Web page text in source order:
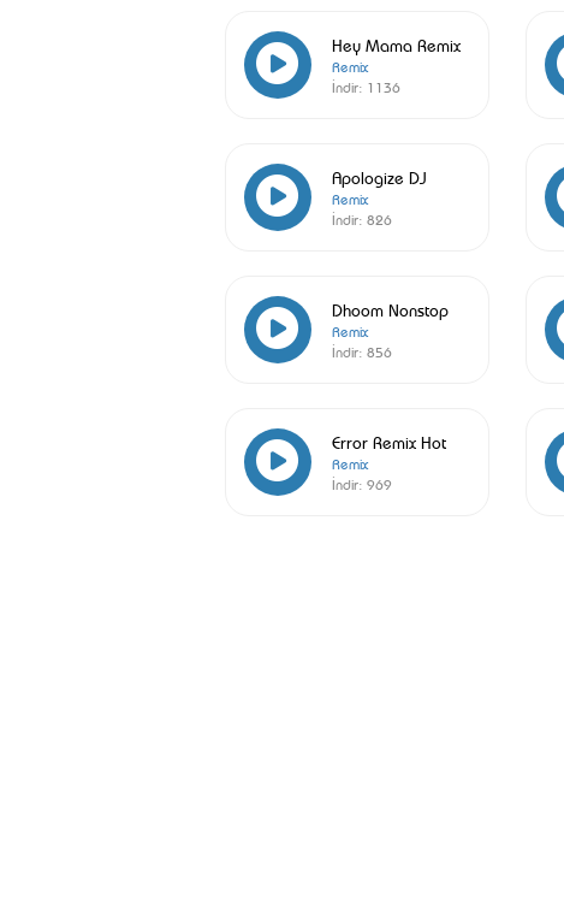
Hey Mama Remix
Remix
İndir: 1136
Apologize DJ
Remix
İndir: 826
Dhoom Nonstop
Remix
İndir: 856
Error Remix Hot
Remix
İndir: 969